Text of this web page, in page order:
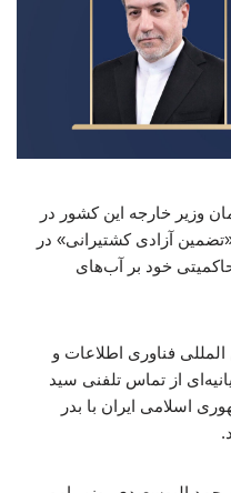
وزیر خارجه این کشور در
آزادی کشتیرانی» در
خود بر آب‌های
فناوری اطلاعات و
از تماس تلفنی سید
اسلامی ایران با بدر